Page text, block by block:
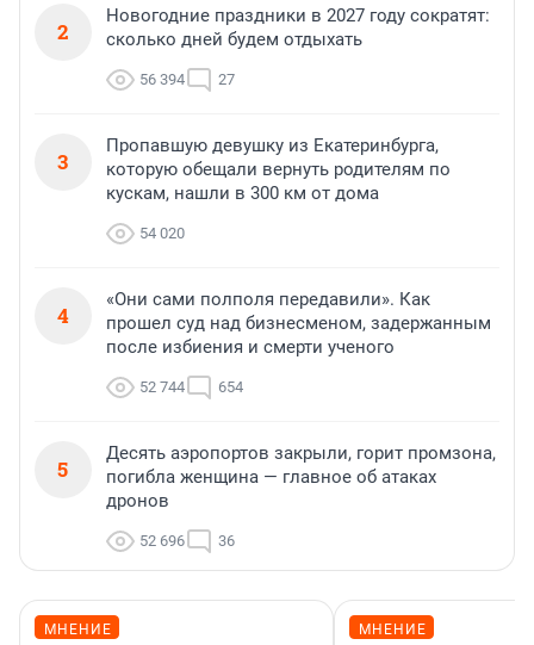
2
Новогодние праздники в 2027 году сократят:
сколько дней будем отдыхать
56 394 27
3
Пропавшую девушку из Екатеринбурга,
которую обещали вернуть родителям по
кускам, нашли в 300 км от дома
54 020
4
«Они сами полполя передавили». Как
прошел суд над бизнесменом, задержанным
после избиения и смерти ученого
52 744 654
5
Десять аэропортов закрыли, горит промзона,
погибла женщина — главное об атаках
дронов
52 696 36
МНЕНИЕ МНЕНИЕ